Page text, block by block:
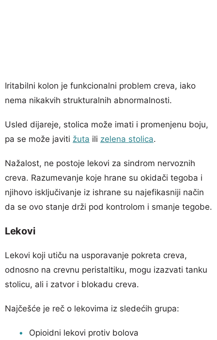
Iritabilni kolon je funkcionalni problem creva, iako
nema nikakvih strukturalnih abnormalnosti.
Usled dijareje, stolica može imati i promenjenu boju,
pa se može javiti žuta ili zelena stolica.
Nažalost, ne postoje lekovi za sindrom nervoznih
creva. Razumevanje koje hrane su okidači tegoba i
njihovo isključivanje iz ishrane su najefikasniji način
da se ovo stanje drži pod kontrolom i smanje tegobe.
Lekovi
Lekovi koji utiču na usporavanje pokreta creva,
odnosno na crevnu peristaltiku, mogu izazvati tanku
stolicu, ali i zatvor i blokadu creva.
Najčešće je reč o lekovima iz sledećih grupa:
Opioidni lekovi protiv bolova